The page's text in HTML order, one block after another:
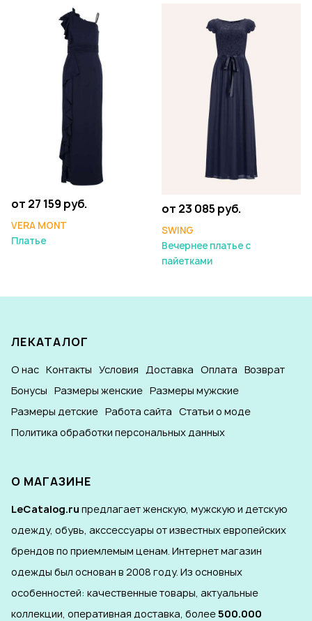
от 27 159 руб.
VERA MONT
Платье
от 23 085 руб.
SWING
Вечернее платье с
пайетками
ЛЕКАТАЛОГ
О нас Контакты Условия Доставка Оплата Возврат
Бонусы Размеры женские Размеры мужские
Размеры детские Работа сайта Статьи о моде
Политика обработки персональных данных
О МАГАЗИНЕ
LeCatalog.ru предлагает женскую, мужскую и детскую
одежду, обувь, акссессуары от известных европейских
брендов по приемлемым ценам. Интернет магазин
одежды был основан в 2008 году. Из основных
особенностей: качественные товары, актуальные
коллекции, оперативная доставка, более500.000